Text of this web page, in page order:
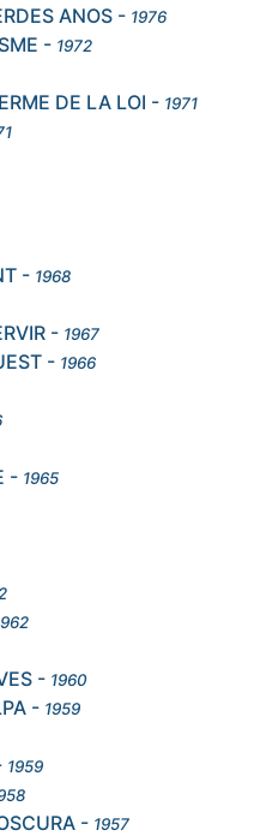
ANOS - 1976
- 1972
DE LA LOI - 1971
- 1968
- 1967
- 1966
- 1965
- 1960
- 1959
1959
- 1957